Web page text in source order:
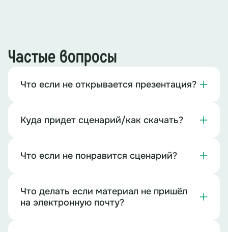
Частые вопросы
Что если не открывается презентация?
Куда придет сценарий/как скачать?
Что если не понравится сценарий?
Что делать если материал не пришёл
на электронную почту?